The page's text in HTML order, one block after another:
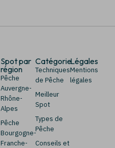
Spot par
région
Pêche
Auvergne-
Rhône-
Alpes
Pêche
Bourgogne-
Franche-
Catégorie
Techniques
de Pêche
Meilleur
Spot
Types de
Pêche
Conseils et
Légales
Mentions
légales